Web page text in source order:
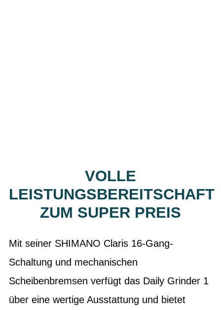
VOLLE
LEISTUNGSBEREITSCHAFT
ZUM SUPER PREIS
Mit seiner SHIMANO Claris 16-Gang-
Schaltung und mechanischen
Scheibenbremsen verfügt das Daily Grinder 1
über eine wertige Ausstattung und bietet